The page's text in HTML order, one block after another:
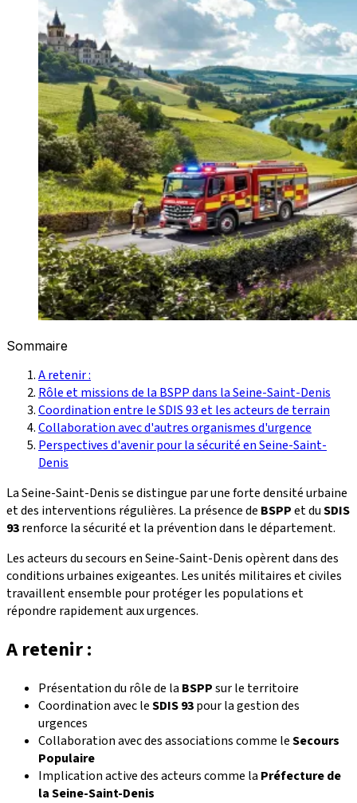
Sommaire
A retenir :
Rôle et missions de la BSPP dans la Seine-Saint-Denis
Coordination entre le SDIS 93 et les acteurs de terrain
Collaboration avec d'autres organismes d'urgence
Perspectives d'avenir pour la sécurité en Seine-Saint-
Denis
La Seine-Saint-Denis se distingue par une forte densité urbaine
et des interventions régulières. La présence de BSPPet duSDIS
93renforce la sécurité et la prévention dans le département.
Les acteurs du secours en Seine-Saint-Denis opèrent dans des
conditions urbaines exigeantes. Les unités militaires et civiles
travaillent ensemble pour protéger les populations et
répondre rapidement aux urgences.
A retenir :
Présentation du rôle de la BSPPsur le territoire
Coordination avec leSDIS 93pour la gestion des
urgences
Collaboration avec des associations comme leSecours
Populaire
Implication active des acteurs comme la Préfecture de
la Seine-Saint-Denis